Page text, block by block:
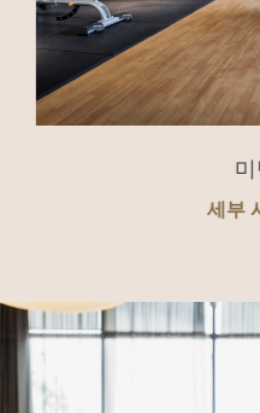
세부